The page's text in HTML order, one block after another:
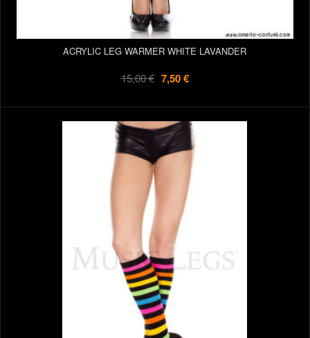
ACRYLIC LEG WARMER WHITE LAVANDER
15,00 € 7,50 €